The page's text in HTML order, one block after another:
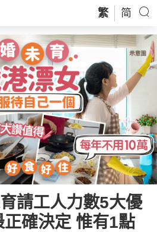
繁 简
請工人力數5大優
確決定 惟有1點